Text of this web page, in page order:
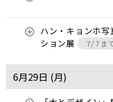
ハン・キョンホ
ション展
7/7ま
6月29日 (月)